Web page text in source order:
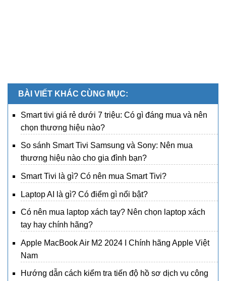
BÀI VIẾT KHÁC CÙNG MỤC:
Smart tivi giá rẻ dưới 7 triệu: Có gì đáng mua và nên
chọn thương hiệu nào?
So sánh Smart Tivi Samsung và Sony: Nên mua
thương hiệu nào cho gia đình bạn?
Smart Tivi là gì? Có nên mua Smart Tivi?
Laptop AI là gì? Có điểm gì nổi bật?
Có nên mua laptop xách tay? Nên chọn laptop xách
tay hay chính hãng?
Apple MacBook Air M2 2024 I Chính hãng Apple Việt
Nam
Hướng dẫn cách kiểm tra tiến độ hồ sơ dịch vụ công